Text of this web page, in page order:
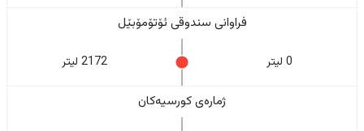
فراوانی سندوقی ئۆتۆمۆبێل
0 لیتر 2172 لیتر
ژمارەی کورسیەکان